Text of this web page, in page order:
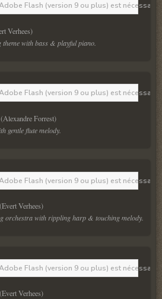
Flash (version 9 ou plus) est
1:28 (Evert Verhees)
with bass & playful piano.
Flash (version 9 ou plus) est
1:57 (Alexandre Forrest)
gentle flute melody.
Flash (version 9 ou plus) est
1:14 (Evert Verhees)
orchestra with rippling harp & touching melody.
Flash (version 9 ou plus) est
1:45 (Evert Verhees)